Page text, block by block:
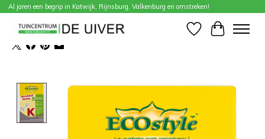
Al jaren een begrip in Katwijk, Rijnsburg, Valkenburg en omstreken!
Verlanglijst
Home / ECOSTYLE Vinassekali 800 g
Product image slideshow Items